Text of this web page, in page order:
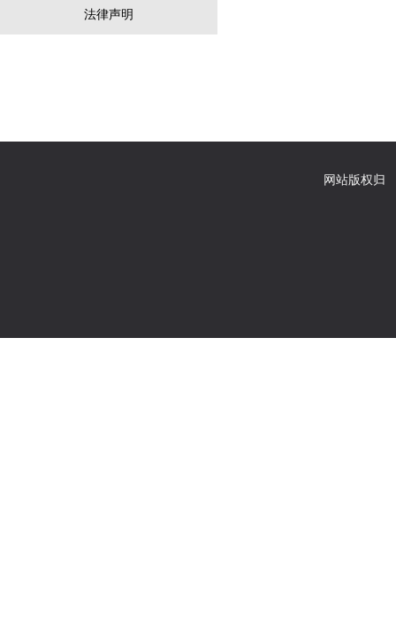
法律声明
网站版权